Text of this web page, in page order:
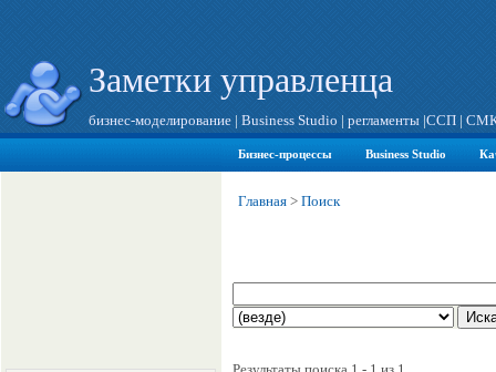
Заметки управленца
бизнес-моделирование | Business Studio | регламенты |ССП |
Бизнес-процессы Business Studio
Главная > Поиск